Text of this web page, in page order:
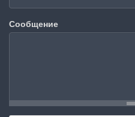
Сообщение